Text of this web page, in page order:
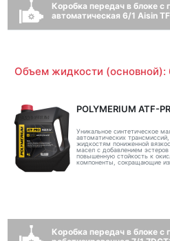
Коробка передач в блоке с
автоматическая 6/1 Aisin
Объем жидкости (основной):
POLYMERIUM ATF-
Уникальное синтетическое
автоматических
жидкостям пониженной
масел с добавлением
повышенную стойкость к
компоненты, сокращающие
Коробка передач в блоке с